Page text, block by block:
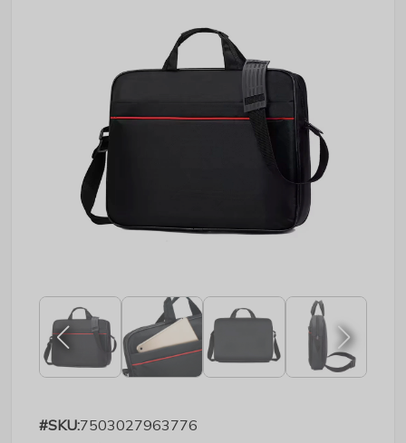
#SKU:7503027963776